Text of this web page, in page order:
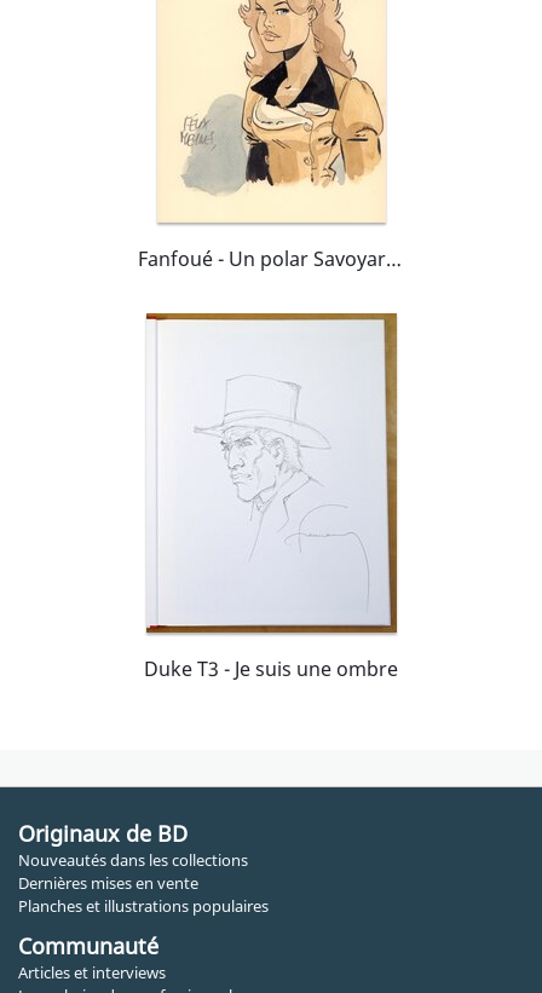
Fanfoué - Un polar Savoyard 4 - L'Alpage disparu
Duke T3 - Je suis une ombre
Originaux de BD
Nouveautés dans les collections
Dernières mises en vente
Planches et illustrations populaires
Communauté
Articles et interviews